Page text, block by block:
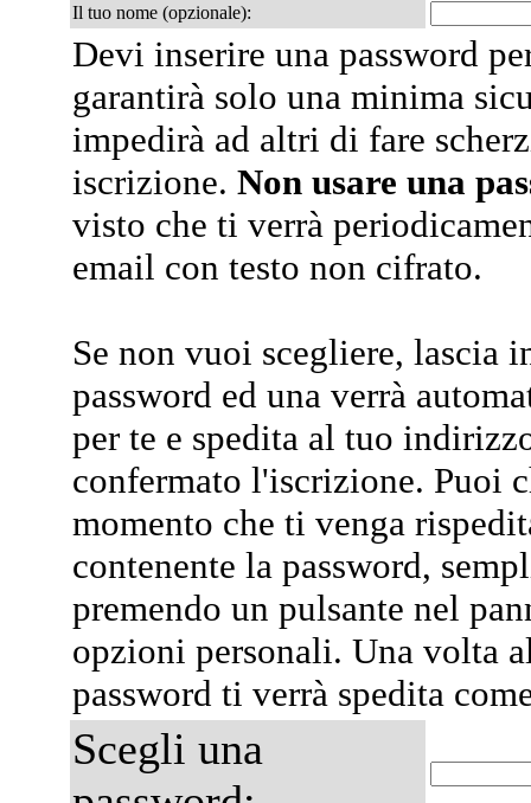
Il tuo nome (opzionale):
Devi inserire una password
garantirà solo una minima
impedirà ad altri di fare
iscrizione. Non usare una
visto che ti verrà
email con testo non cifrato.
Se non vuoi scegliere, lascia
password ed una verrà
per te e spedita al tuo
confermato l'iscrizione. Puoi
momento che ti venga
contenente la password,
premendo un pulsante nel
opzioni personali. Una volta
password ti verrà spedita
Scegli una